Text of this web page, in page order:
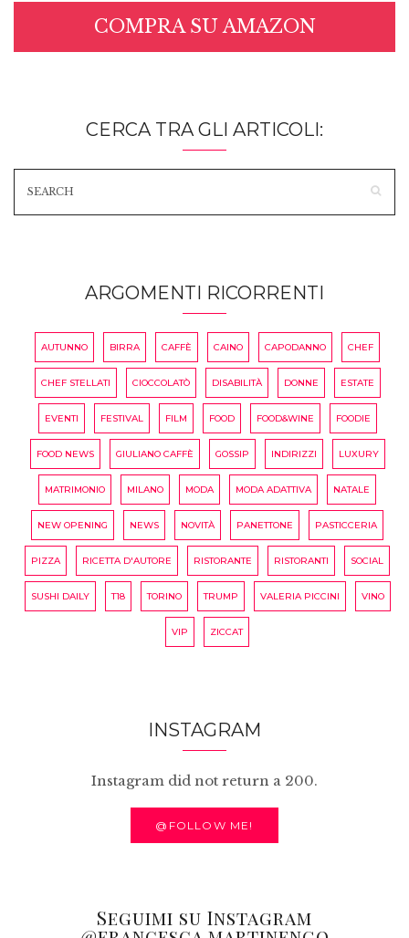
COMPRA SU AMAZON
CERCA TRA GLI ARTICOLI:
ARGOMENTI RICORRENTI
AUTUNNO BIRRA CAFFÈ CAINO CAPODANNO CHEF
CHEF STELLATI CIOCCOLATÒ DISABILITÀ DONNE ESTATE
EVENTI FESTIVAL FILM FOOD FOOD&WINE FOODIE
FOOD NEWS GIULIANO CAFFÈ GOSSIP INDIRIZZI LUXURY
MATRIMONIO MILANO MODA MODA ADATTIVA NATALE
NEW OPENING NEWS NOVITÀ PANETTONE PASTICCERIA
PIZZA RICETTA D'AUTORE RISTORANTE RISTORANTI SOCIAL
SUSHI DAILY T18 TORINO TRUMP VALERIA PICCINI VINO
VIP ZICCAT
INSTAGRAM
Instagram did not return a 200.
@FOLLOW ME!
Seguimi su Instagram